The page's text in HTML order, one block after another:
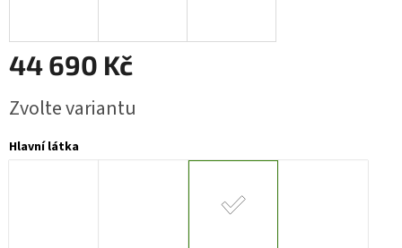
44 690 Kč
cena:
Zvolte variantu
Hlavní látka